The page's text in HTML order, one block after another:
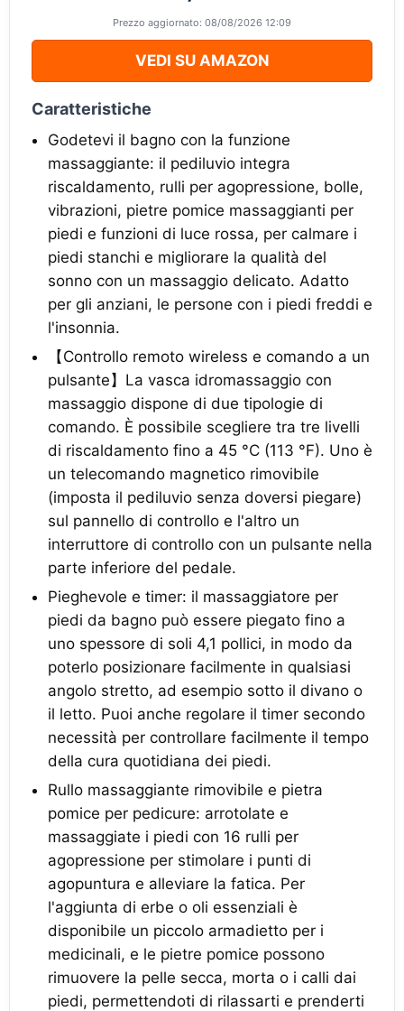
Prezzo aggiornato: 08/08/2026 12:09
VEDI SU AMAZON
Caratteristiche
Godetevi il bagno con la funzione
massaggiante: il pediluvio integra
riscaldamento, rulli per agopressione, bolle,
vibrazioni, pietre pomice massaggianti per
piedi e funzioni di luce rossa, per calmare i
piedi stanchi e migliorare la qualità del
sonno con un massaggio delicato. Adatto
per gli anziani, le persone con i piedi freddi e
l'insonnia.
【Controllo remoto wireless e comando a un
pulsante】La vasca idromassaggio con
massaggio dispone di due tipologie di
comando. È possibile scegliere tra tre livelli
di riscaldamento fino a 45 °C (113 °F). Uno è
un telecomando magnetico rimovibile
(imposta il pediluvio senza doversi piegare)
sul pannello di controllo e l'altro un
interruttore di controllo con un pulsante nella
parte inferiore del pedale.
Pieghevole e timer: il massaggiatore per
piedi da bagno può essere piegato fino a
uno spessore di soli 4,1 pollici, in modo da
poterlo posizionare facilmente in qualsiasi
angolo stretto, ad esempio sotto il divano o
il letto. Puoi anche regolare il timer secondo
necessità per controllare facilmente il tempo
della cura quotidiana dei piedi.
Rullo massaggiante rimovibile e pietra
pomice per pedicure: arrotolate e
massaggiate i piedi con 16 rulli per
agopressione per stimolare i punti di
agopuntura e alleviare la fatica. Per
l'aggiunta di erbe o oli essenziali è
disponibile un piccolo armadietto per i
medicinali, e le pietre pomice possono
rimuovere la pelle secca, morta o i calli dai
piedi, permettendoti di rilassarti e prenderti